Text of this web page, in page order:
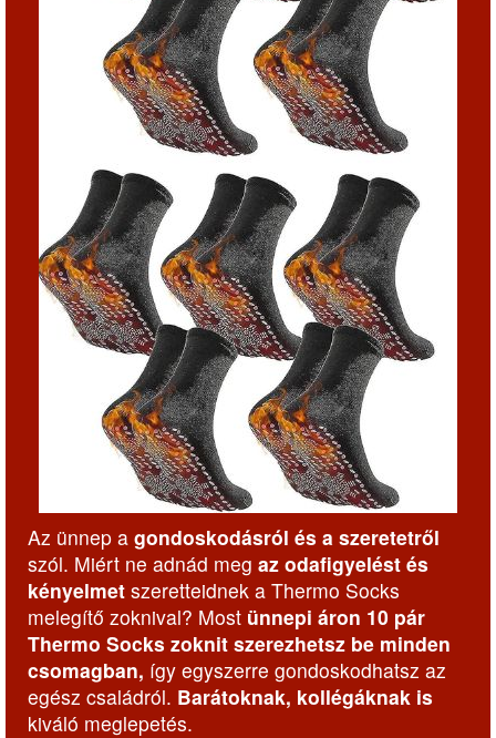
Az ünnep a gondoskodásról és a szeretetről
szól. Miért ne adnád meg az odafigyelést és
kényelmet szeretteidnek a Thermo Socks
melegítő zoknival? Most ünnepi áron 10 pár
Thermo Socks zoknit szerezhetsz be minden
csomagban, így egyszerre gondoskodhatsz az
egész családról. Barátoknak, kollégáknak is
kiváló meglepetés.